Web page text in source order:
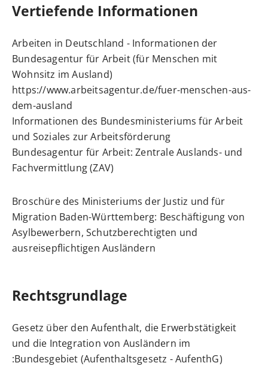
Vertiefende Informationen
Arbeiten in Deutschland - Informationen der
Bundesagentur für Arbeit (für Menschen mit
Wohnsitz im Ausland)
https://www.arbeitsagentur.de/fuer-menschen-aus-
dem-ausland
Informationen des Bundesministeriums für Arbeit
und Soziales zur Arbeitsförderung
Bundesagentur für Arbeit: Zentrale Auslands- und
Fachvermittlung (ZAV)
Broschüre des Ministeriums der Justiz und für
Migration Baden-Württemberg: Beschäftigung von
Asylbewerbern, Schutzberechtigten und
ausreisepflichtigen Ausländern
Rechtsgrundlage
Gesetz über den Aufenthalt, die Erwerbstätigkeit
und die Integration von Ausländern im
Bundesgebiet (Aufenthaltsgesetz - AufenthG):